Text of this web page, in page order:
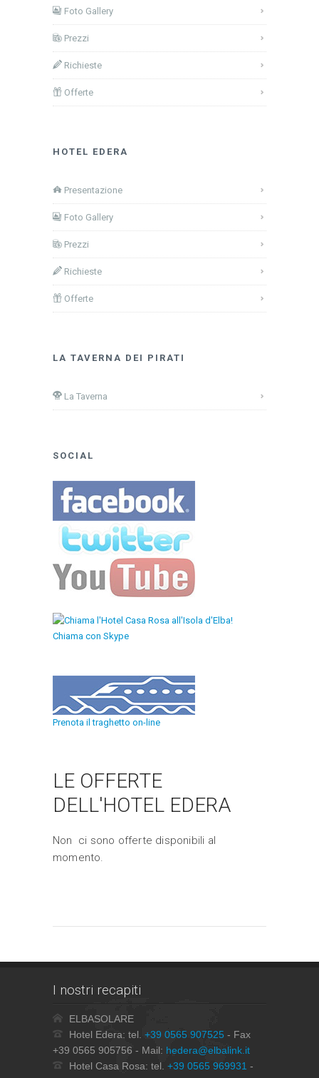
Foto Gallery
Prezzi
Richieste
Offerte
HOTEL EDERA
Presentazione
Foto Gallery
Prezzi
Richieste
Offerte
LA TAVERNA DEI PIRATI
La Taverna
SOCIAL
Chiama con Skype
Prenota il traghetto on-line
LE OFFERTE
DELL'HOTEL EDERA
Non ci sono offerte disponibili al
momento.
I nostri recapiti
ELBASOLARE
Hotel Edera: tel. +39 0565 907525 - Fax
+39 0565 905756 - Mail: hedera@elbalink.it
Hotel Casa Rosa: tel. +39 0565 969931 -